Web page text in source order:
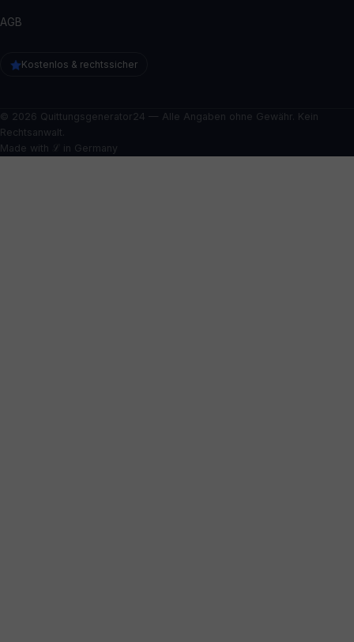
AGB
Kostenlos & rechtssicher
© 2026 Quittungsgenerator24 — Alle Angaben ohne Gewähr. Kein
Rechtsanwalt.
Made with ℒ in Germany